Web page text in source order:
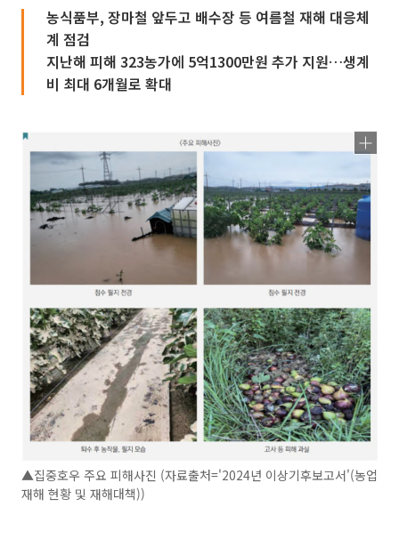
농식품부, 장마철 앞두고 배수장 등 여름철 재해 대응체
계 점검
지난해 피해 323농가에 5억1300만원 추가 지원…생계
비 최대 6개월로 확대
▲집중호우 주요 피해사진 (자료출처='2024년 이상기후보고서'(농업
재해 현황 및 재해대책))